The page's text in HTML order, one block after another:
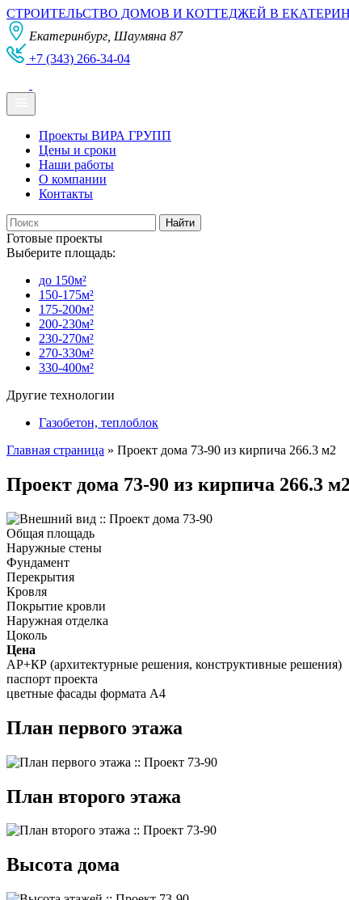
СТРОИТЕЛЬСТВО ДОМОВ И КОТТЕДЖЕЙ В
Екатеринбург, Шаумяна 87
+7 (343) 266-34-04
Проекты ВИРА ГРУПП
Цены и сроки
Наши работы
О компании
Контакты
Готовые проекты
Выберите площадь:
до 150м²
150-175м²
175-200м²
200-230м²
230-270м²
270-330м²
330-400м²
Другие технологии
Газобетон, теплоблок
Главная страница » Проект дома 73-90 из кирпича 266.3 м2
Проект дома 73-90 из кирпича 266.3 м2
Общая площадь
Наружные стены
Фундамент
Перекрытия
Кровля
Покрытие кровли
Наружная отделка
Цоколь
Цена
АР+КР (архитектурные решения, конструктивные решения)
паспорт проекта
цветные фасады формата А4
План первого этажа
План второго этажа
Высота дома